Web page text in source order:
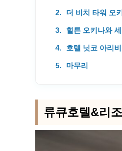
더 비치 타워 오
힐튼 오키나와
호텔 닛코 아리
마무리
류큐호텔&리